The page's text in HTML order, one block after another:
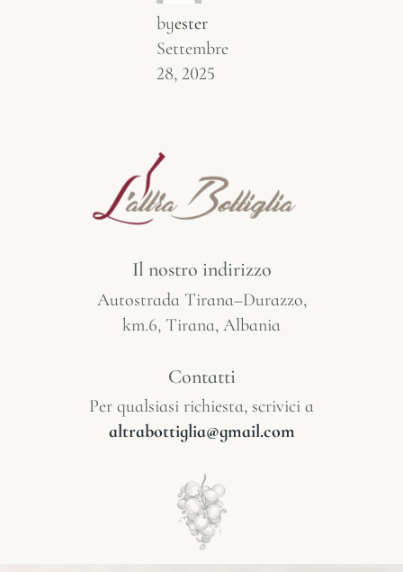
byester
Settembre
28, 2025
Il nostro indirizzo
Autostrada Tirana–Durazzo,
km.6, Tirana, Albania
Contatti
Per qualsiasi richiesta, scrivici a
altrabottiglia@gmail.com